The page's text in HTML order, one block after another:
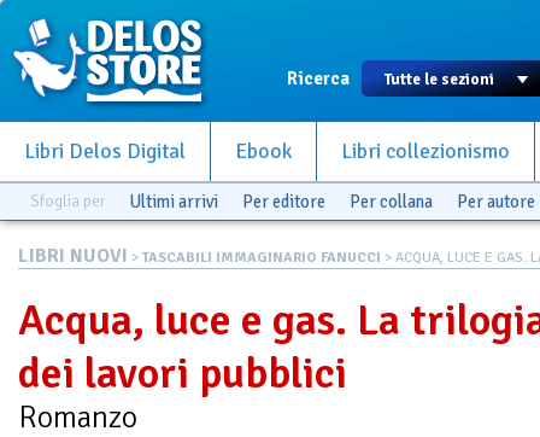
Ricerca
Libri Delos Digital Ebook Libri collezionismo
Sfoglia per Ultimi arrivi Per editore Per collana Per autore
LIBRI NUOVI > TASCABILI IMMAGINARIO FANUCCI > ACQUA, LUCE E GAS.
Acqua, luce e gas. La
dei lavori pubblici
Romanzo